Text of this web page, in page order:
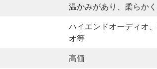
温かみがあり、柔らか
ハイエンドオーディオ
オ等
高価